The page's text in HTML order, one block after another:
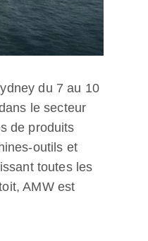
du 7 au 10
le secteur
de produits
outils et
toutes les
AMW est